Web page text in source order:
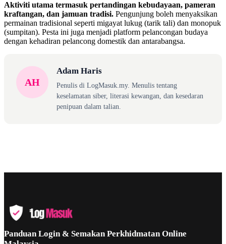
Aktiviti utama termasuk pertandingan kebudayaan, pameran
kraftangan, dan jamuan tradisi. Pengunjung boleh menyaksikan
permainan tradisional seperti migayat lukug (tarik tali) dan monopuk
(sumpitan). Pesta ini juga menjadi platform pelancongan budaya
dengan kehadiran pelancong domestik dan antarabangsa.
AH
Adam Haris
Penulis di LogMasuk.my. Menulis tentang
keselamatan siber, literasi kewangan, dan kesedaran
penipuan dalam talian.
Panduan Login & Semakan Perkhidmatan Online